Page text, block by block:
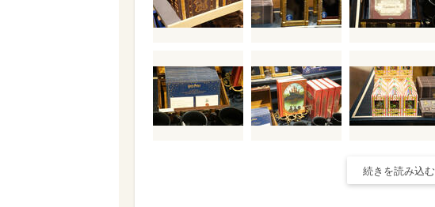
続きを読み込む